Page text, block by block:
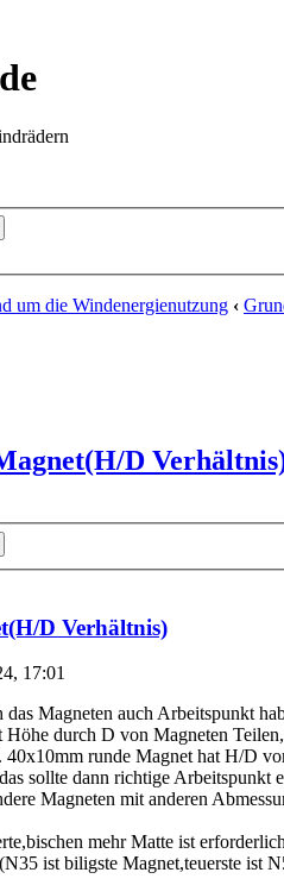
um die Windenergienutzung ‹
D
D Verhältnis)
17:01
Magneten auch Arbeitspunkt
durch D von Magneten
40x10mm runde Magnet hat H/D
sollte dann richtige Arbeitspunkt
Magneten mit anderen
mehr Matte ist
ist biligste Magnet,teuerste ist